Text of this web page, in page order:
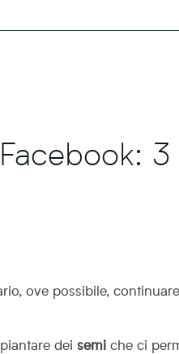
ove possibile,
deisemiche ci